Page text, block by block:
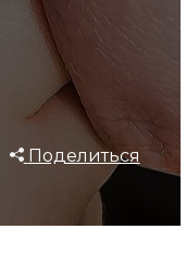
Поделиться